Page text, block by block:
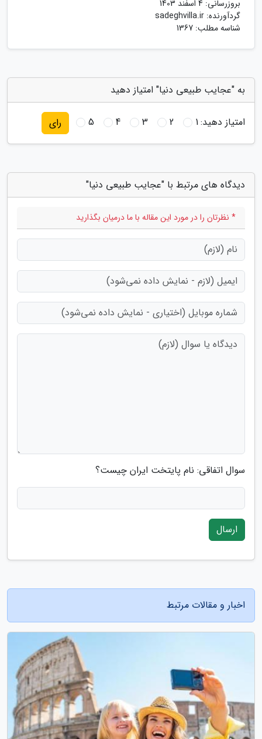
بروزرسانی: 4 اسفند 1403
گردآورنده: sadeghvilla.ir
شناسه مطلب: 1367
به "عجایب طبیعی دنیا" امتیاز دهید
امتیاز دهید:1
2
3
4
5 رای
دیدگاه های مرتبط با "عجایب طبیعی دنیا"
* نظرتان را در مورد این مقاله با ما درمیان بگذارید
سوال اتفاقی: نام پایتخت ایران چیست؟
ارسال
اخبار و مقالات مرتبط